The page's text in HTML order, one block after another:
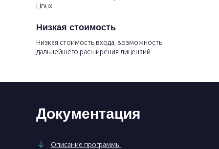
Linux
Низкая стоимость
Низкая стоимость входа, возможность
дальнейшего расширения лицензий
Документация
Описание программы